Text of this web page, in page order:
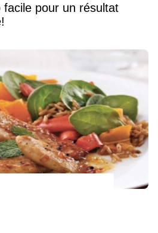
pour un résultat
vos repas de la